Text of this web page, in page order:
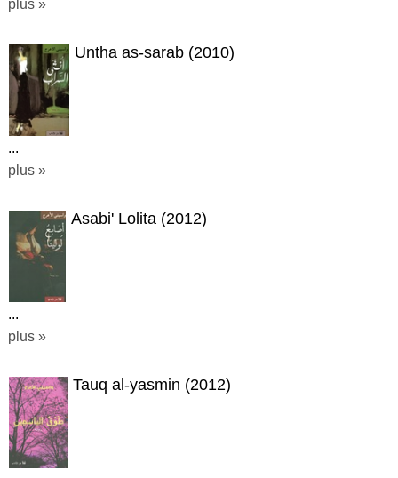
plus »
Untha as-sarab (2010)
...
plus »
Asabi' Lolita (2012)
...
plus »
Tauq al-yasmin (2012)